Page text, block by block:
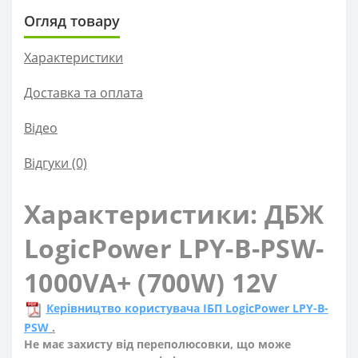
Огляд товару
Характеристики
Доставка та оплата
Вiдео
Відгуки (0)
Характеристики: ДБЖ
LogicPower LPY-B-PSW-
1000VA+ (700W) 12V
Керівництво користувача ІБП LogicPower LPY-B-
PSW .
Не має захисту від переполюсовки, що може